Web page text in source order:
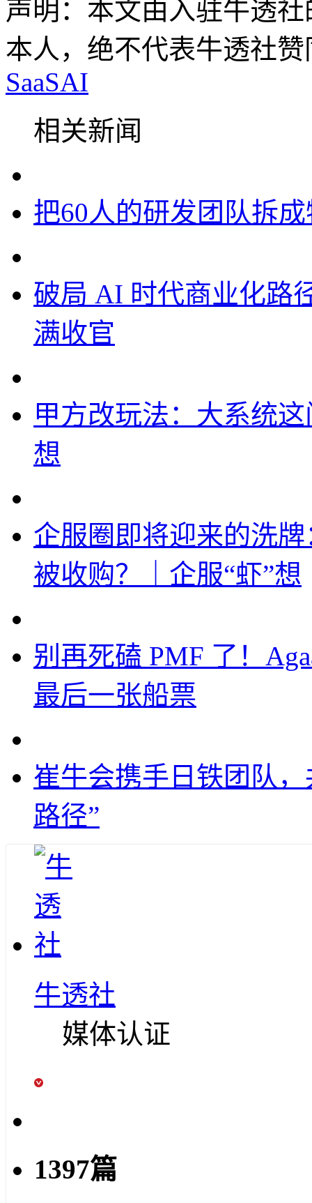
声明：本文由入驻牛透
本人，绝不代表牛透社
SaaSAI
相关新闻
把60人的研发团队拆
破局 AI 时代商业化路
满收官
甲方改玩法：大系统
想
企服圈即将迎来的洗
被收购？｜企服“虾”想
别再死磕 PMF 了！
最后一张船票
崔牛会携手日铁团队
路径”
牛透社
媒体认证
1397篇